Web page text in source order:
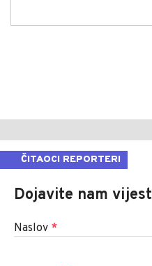
ČITAOCI REPORTERI
Dojavite nam vijest
Naslov *